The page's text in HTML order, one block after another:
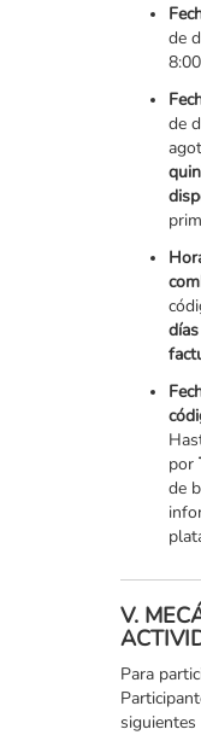
de
de
por
de
V.
Para